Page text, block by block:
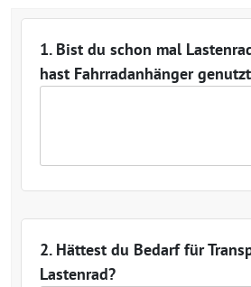
1. Bist du schon mal
hast Fahrradanhänger
2. Hättest du Bedarf für
Lastenrad?